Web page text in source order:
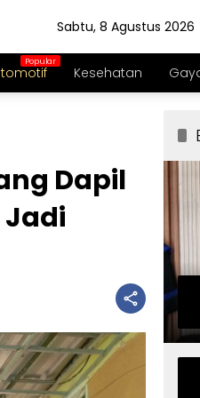
Sabtu, 8 Agustus 2026
Kesehatan
Dapil
Jadi